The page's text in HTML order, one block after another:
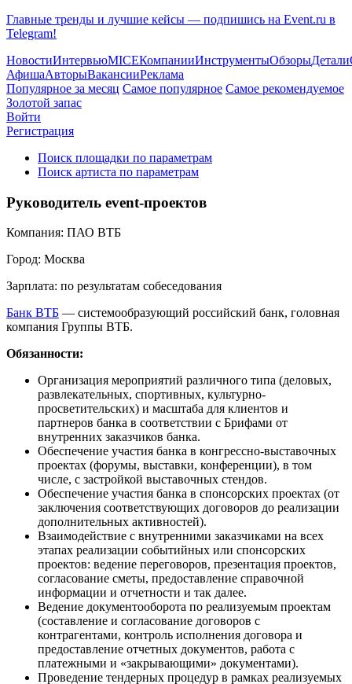
Главные тренды и лучшие кейсы — подпишись на Event.ru в
Telegram!
НовостиИнтервьюMICEКомпанииИнструментыОбзорыДетали
АфишаАвторыВакансииРеклама
Популярное за месяц Самое популярное Самое рекомендуемое
Золотой запас
Войти
Регистрация
Поиск площадки по параметрам
Поиск артиста по параметрам
Руководитель event-проектов
Компания: ПАО ВТБ
Город: Москва
Зарплата: по результатам собеседования
Банк ВТБ — системообразующий российский банк, головная
компания Группы ВТБ.
Обязанности:
Организация мероприятий различного типа (деловых,
развлекательных, спортивных, культурно-
просветительских) и масштаба для клиентов и
партнеров банка в соответствии с Брифами от
внутренних заказчиков банка.
Обеспечение участия банка в конгрессно-выставочных
проектах (форумы, выставки, конференции), в том
числе, с застройкой выставочных стендов.
Обеспечение участия банка в спонсорских проектах (от
заключения соответствующих договоров до реализации
дополнительных активностей).
Взаимодействие с внутренними заказчиками на всех
этапах реализации событийных или спонсорских
проектов: ведение переговоров, презентация проектов,
согласование сметы, предоставление справочной
информации и отчетности и так далее.
Ведение документооборота по реализуемым проектам
(составление и согласование договоров с
контрагентами, контроль исполнения договора и
предоставление отчетных документов, работа с
платежными и «закрывающими» документами).
Проведение тендерных процедур в рамках реализуемых